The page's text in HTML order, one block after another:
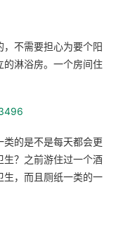
不需要担心为要个阳
的淋浴房。一个房间住
的是不是每天都会更
生？之前游住过一个酒
生，而且厕纸一类的一